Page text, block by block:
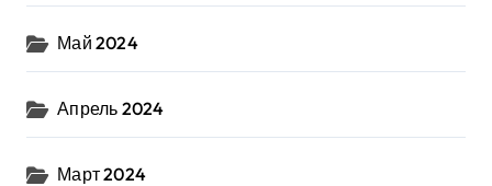
Май 2024
Апрель 2024
Март 2024